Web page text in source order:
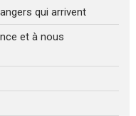
qui arrivent
et à nous